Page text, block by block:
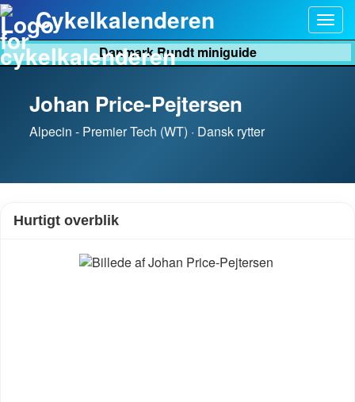
Cykelkalenderen
Danmark Rundt miniguide
Johan Price-Pejtersen
Alpecin - Premier Tech (WT) · Dansk rytter
Hurtigt overblik